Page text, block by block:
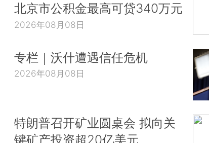
北京市公积金最高可贷340万元
2026年08月08日
专栏｜沃什遭遇信任危机
2026年08月08日
特朗普召开矿业圆桌会 拟向关
键矿产投资超20亿美元